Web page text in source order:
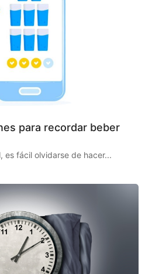
para recordar beber
es fácil olvidarse de hacer...